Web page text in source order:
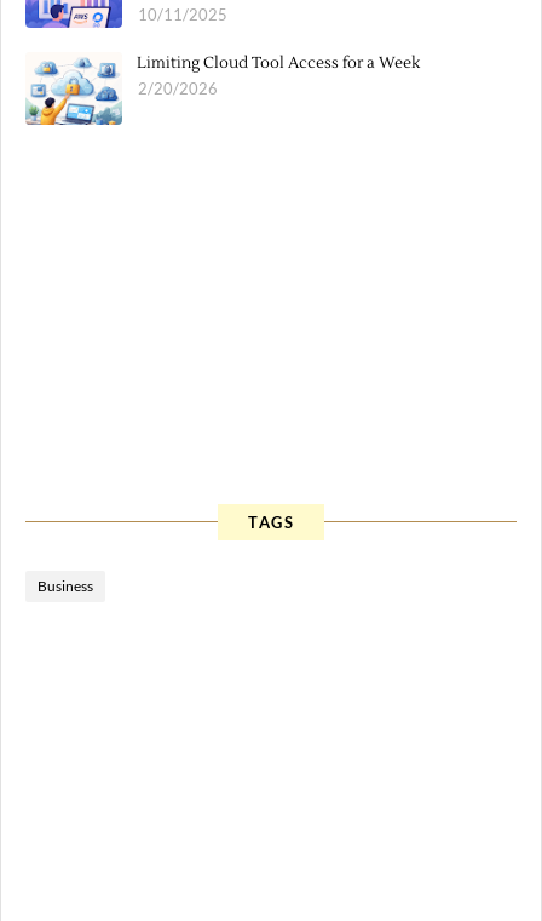
10/11/2025
Limiting Cloud Tool Access for a Week
2/20/2026
TAGS
Business